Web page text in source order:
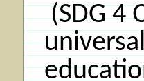
(SDG 4